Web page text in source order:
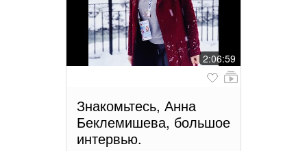
2:06:59
Знакомьтесь, Анна
Беклемишева, большое
интервью.